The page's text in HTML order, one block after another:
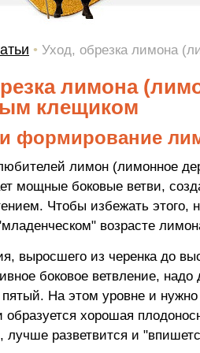
• Уход, обрезка лимона
лимона
клещиком
формирование
лимон (лимонное
мощные боковые ветви,
Чтобы избежать
возрасте
выросшего из черенка до
боковое ветвление,
На этом уровне и
образуется хорошая
лучше разветвится и